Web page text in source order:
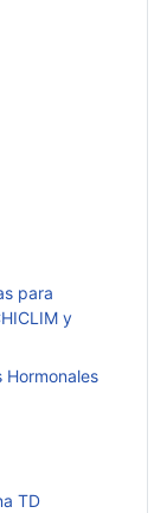
para
y
Hormonales
TD